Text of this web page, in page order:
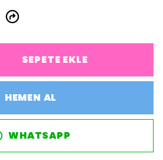
SEPETE EKLE
HEMEN AL
WHATSAPP